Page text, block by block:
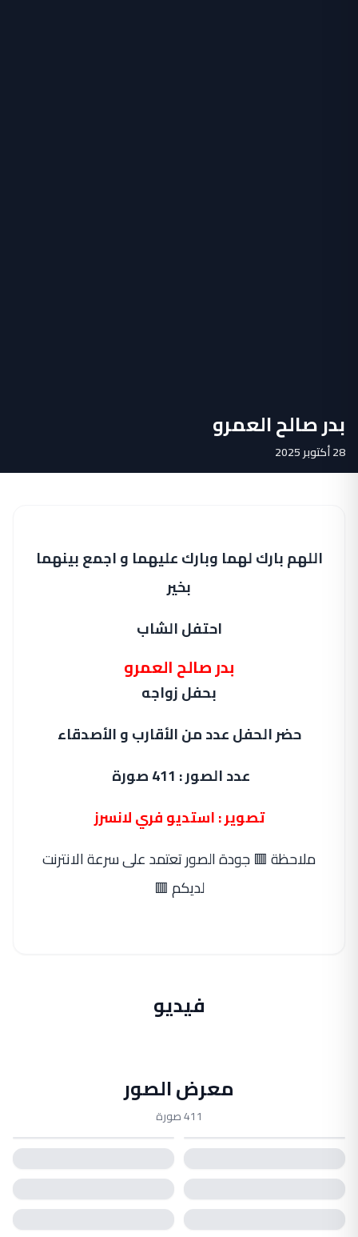
بدر صالح العمرو
28 أكتوبر 2025
اللهم بارك لهما وبارك عليهما و اجمع بينهما
بخير
احتفل الشاب
بدر صالح العمرو
بحفل زواجه
حضر الحفل عدد من الأقارب و الأصدقاء
عدد الصور : 411 صورة
تصوير : استديو فري لانسرز
ملاحظة 🟥 جودة الصور تعتمد على سرعة الانترنت
لديكم 🟥
فيديو
معرض الصور
411 صورة